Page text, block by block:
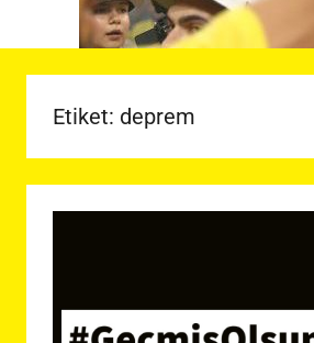
Etiket: deprem